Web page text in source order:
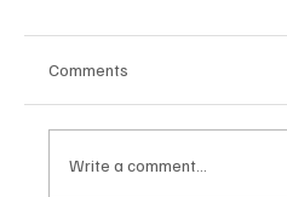
Comments
Write a comment...